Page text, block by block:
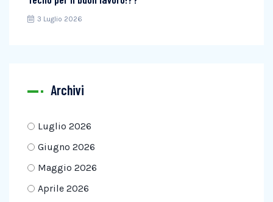
3 Luglio 2026
Archivi
Luglio 2026
Giugno 2026
Maggio 2026
Aprile 2026